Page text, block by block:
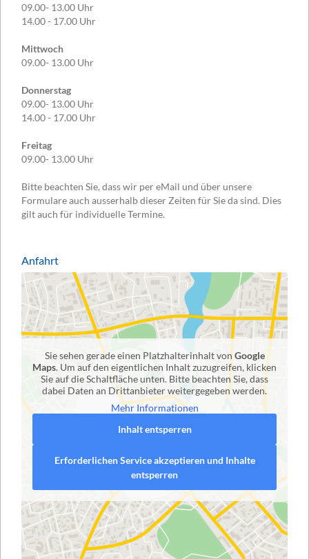
09.00- 13.00 Uhr
14.00 - 17.00 Uhr
Mittwoch
09.00- 13.00 Uhr
Donnerstag
09.00- 13.00 Uhr
14.00 - 17.00 Uhr
Freitag
09.00- 13.00 Uhr
Bitte beachten Sie, dass wir per eMail und über unsere
Formulare auch ausserhalb dieser Zeiten für Sie da sind. Dies
gilt auch für individuelle Termine.
Anfahrt
Sie sehen gerade einen Platzhalterinhalt von Google
Maps. Um auf den eigentlichen Inhalt zuzugreifen, klicken
Sie auf die Schaltfläche unten. Bitte beachten Sie, dass
dabei Daten an Drittanbieter weitergegeben werden.
Mehr Informationen
Inhalt entsperren
Erforderlichen Service akzeptieren und Inhalte
entsperren